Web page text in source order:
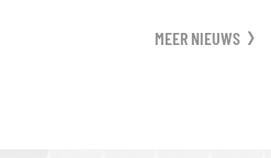
MEER NIEUWS